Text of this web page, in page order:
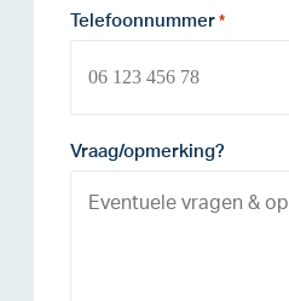
Telefoonnummer *
Vraag/opmerking?